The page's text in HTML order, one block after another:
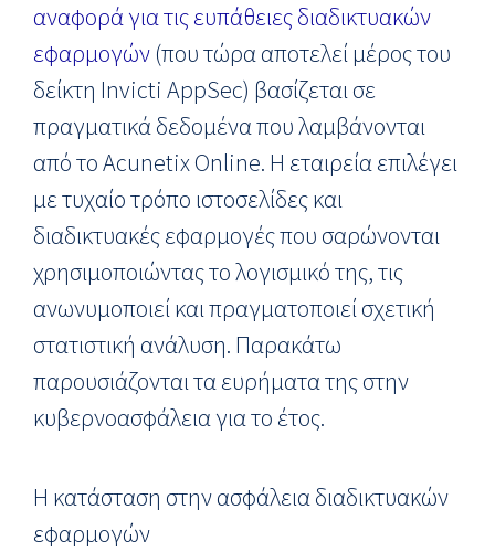
αναφορά για τις ευπάθειες διαδικτυακών
εφαρμογών (που τώρα αποτελεί μέρος του
δείκτη Invicti AppSec) βασίζεται σε
πραγματικά δεδομένα που λαμβάνονται
από το Acunetix Online. Η εταιρεία επιλέγει
με τυχαίο τρόπο ιστοσελίδες και
διαδικτυακές εφαρμογές που σαρώνονται
χρησιμοποιώντας το λογισμικό της, τις
ανωνυμοποιεί και πραγματοποιεί σχετική
στατιστική ανάλυση. Παρακάτω
παρουσιάζονται τα ευρήματα της στην
κυβερνοασφάλεια για το έτος.
Η κατάσταση στην ασφάλεια διαδικτυακών
εφαρμογών